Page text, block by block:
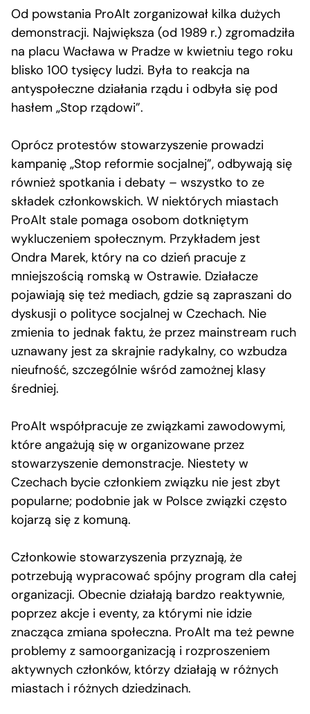
Od powstania ProAlt zorganizował kilka dużych
demonstracji. Największa (od 1989 r.) zgromadziła
na placu Wacława w Pradze w kwietniu tego roku
blisko 100 tysięcy ludzi. Była to reakcja na
antyspołeczne działania rządu i odbyła się pod
hasłem „Stop rządowi”.
Oprócz protestów stowarzyszenie prowadzi
kampanię „Stop reformie socjalnej”, odbywają się
również spotkania i debaty – wszystko to ze
składek członkowskich. W niektórych miastach
ProAlt stale pomaga osobom dotkniętym
wykluczeniem społecznym. Przykładem jest
Ondra Marek, który na co dzień pracuje z
mniejszością romską w Ostrawie. Działacze
pojawiają się też mediach, gdzie są zapraszani do
dyskusji o polityce socjalnej w Czechach. Nie
zmienia to jednak faktu, że przez mainstream ruch
uznawany jest za skrajnie radykalny, co wzbudza
nieufność, szczególnie wśród zamożnej klasy
średniej.
ProAlt współpracuje ze związkami zawodowymi,
które angażują się w organizowane przez
stowarzyszenie demonstracje. Niestety w
Czechach bycie członkiem związku nie jest zbyt
popularne; podobnie jak w Polsce związki często
kojarzą się z komuną.
Członkowie stowarzyszenia przyznają, że
potrzebują wypracować spójny program dla całej
organizacji. Obecnie działają bardzo reaktywnie,
poprzez akcje i eventy, za którymi nie idzie
znacząca zmiana społeczna. ProAlt ma też pewne
problemy z samoorganizacją i rozproszeniem
aktywnych członków, którzy działają w różnych
miastach i różnych dziedzinach.